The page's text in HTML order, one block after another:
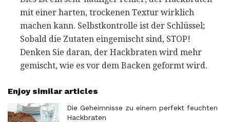
mit einer harten, trockenen Textur wirklich
machen kann. Selbstkontrolle ist der Schlüssel;
Sobald die Zutaten eingemischt sind, STOP!
Denken Sie daran, der Hackbraten wird mehr
gemischt, wie es vor dem Backen geformt wird.
Enjoy similar articles
Die Geheimnisse zu einem perfekt feuchten
Hackbraten